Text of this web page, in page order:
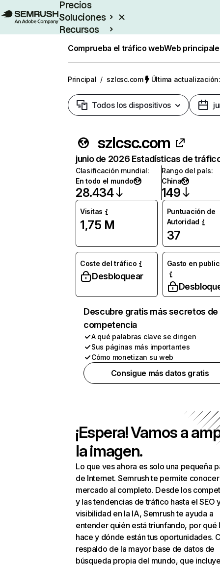
Precios
Soluciones
Recursos
Comprueba el tráfico webWeb
Principal / szlcsc.com Última
Todos los dispositivos
szlcsc.com
junio de 2026 Estadísticas de
Clasificación mundial:
En todo el mundo
28.434
Rango del país:
China
149
Visitas
1,75 M
Puntuación de
Autoridad
37
Coste del tráfico
Desbloquear
Gasto en
Descubre gratis más secretos de
competencia
A qué palabras clave se dirigen
Sus páginas más importantes
Cómo monetizan su web
Consigue más datos gratis
¡Espera! Vamos a
la imagen.
Lo que ves ahora es solo una pequeña
de Internet. Semrush te permite
mercado al completo. Desde los
y las tendencias de tráfico hasta el SEO
visibilidad en la IA, Semrush te ayuda a
entender quién está triunfando, por qué
hace y dónde están tus oportunidades.
respaldo de la mayor base de datos de
búsqueda propia del mundo, que